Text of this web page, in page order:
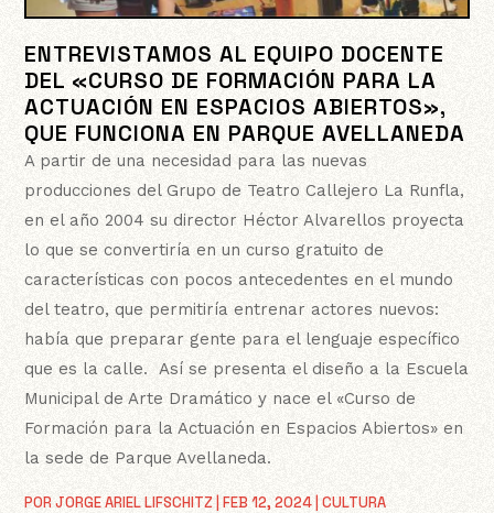
ENTREVISTAMOS AL EQUIPO DOCENTE
DEL «CURSO DE FORMACIÓN PARA LA
ACTUACIÓN EN ESPACIOS ABIERTOS»,
QUE FUNCIONA EN PARQUE AVELLANEDA
PORJORGE ARIEL LIFSCHITZ |FEB 12, 2024 |CULTURA
A partir de una necesidad para las nuevas
producciones del Grupo de Teatro Callejero La Runfla,
en el año 2004 su director Héctor Alvarellos proyecta
lo que se convertiría en un curso gratuito de
características con pocos antecedentes en el mundo
del teatro, que permitiría entrenar actores nuevos:
había que preparar gente para el lenguaje específico
que es la calle. Así se presenta el diseño a la Escuela
Municipal de Arte Dramático y nace el «Curso de
Formación para la Actuación en Espacios Abiertos» en
la sede de Parque Avellaneda.